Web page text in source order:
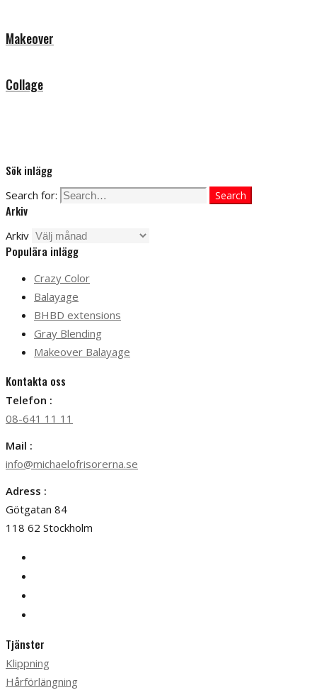
Makeover
Collage
Sök inlägg
Search for: Search
Arkiv
Arkiv
Populära inlägg
Crazy Color
Balayage
BHBD extensions
Gray Blending
Makeover Balayage
Kontakta oss
Telefon :
08-641 11 11
Mail :
info@michaelofrisorerna.se
Adress :
Götgatan 84
118 62 Stockholm
Tjänster
Klippning
Hårförlängning